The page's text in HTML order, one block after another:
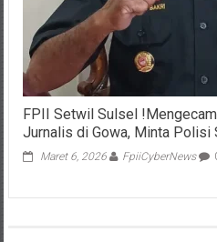
FPII Setwil Sulsel
Jurnalis di Gowa, Minta Polisi
Maret 6, 2026 FpiiCyberNews